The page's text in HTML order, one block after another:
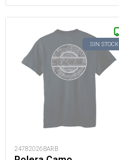
SIN STOCK
24782026BARB